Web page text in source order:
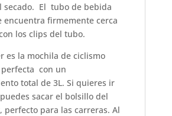
secado. El tubo de bebida
encuentra firmemente cerca
los clips del tubo.
es la mochila de ciclismo
con un
total de 3L. Si quieres ir
sacar el bolsillo del
perfecto para las carreras. Al